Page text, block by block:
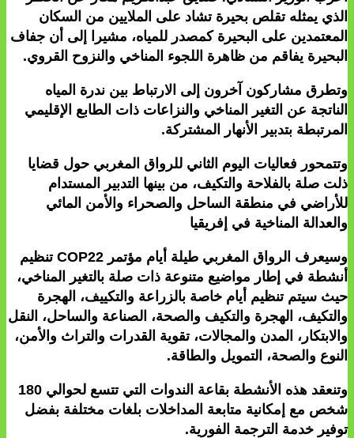
الذي يمثله تقلص بحيرة تشاد على الملايين من السكان
المعتمدين على البحيرة كمصدر للمياه، مشيرا إلى أن جفاف
البحيرة يفاقم من ظاهرة اللجوء المناخي والنزوح القروي.
وتطرق مشاركون آخرون إلى الارتباط بين ندرة المياه
الناتجة عن التغير المناخي والنزاعات ذات الطابع الإقليمي
المرتبطة بتدبير الأنهار المشتركة.
وتتمحور فعاليات اليوم الثاني للرواق المغربي حول قضايا
ذلت صلة بالفلاحة والتكيف، من بينها التدبير المستدام
للأراضي في منطقة الساحل والصحراء والأمن المائي
والعدالة المناخية في إفريقيا
وسيعرف الرواق المغربي طيلة أيام مؤتمر COP22 تنظيم
أنشطة في إطار مواضيع متنوعة ذات صلة بالتغير المناخي،
حيث سيتم تنظيم أيام خاصة بالزراعة والتكييف، الهجرة
والتكيف، الهجرة والتكيف والصحة، الصناعة والساحل، النقل
والابتكار، المدن والمجالات، تقوية القدرات والتراث والأمن،
النوع والصحة، التمويل والطاقة.
وتنعقد هذه الأنشطة بقاعة الندوات التي تتسع لحوالي 180
شخص مع إمكانية متابعة المداخلات بلغات مختلفة بفضل
توفير خدمة الترجمة الفورية.